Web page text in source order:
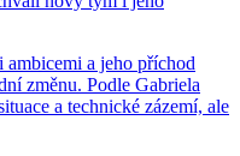
a jeho příchod
změnu. Podle Gabriela
a technické zázemí, ale